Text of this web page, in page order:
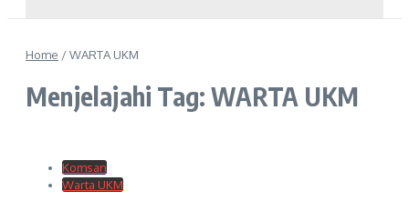
Home /WARTA UKM
Menjelajahi Tag: WARTA UKM
Komsan
Warta UKM